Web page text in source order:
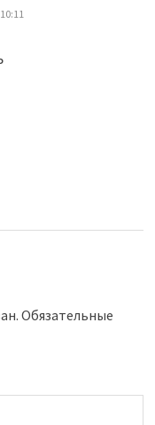
Обязательные